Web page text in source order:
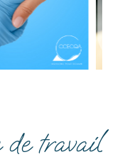
travail